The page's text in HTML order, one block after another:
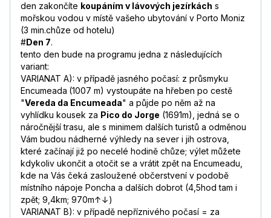
den zakončíte koupáním v lávových jezírkách s
mořskou vodou v místě vašeho ubytování v Porto Moniz
(3 min.chůze od hotelu)
#Den 7.
tento den bude na programu jedna z následujících
variant:
VARIANAT A): v případě jasného počasí: z průsmyku
Encumeada (1007 m) vystoupáte na hřeben po cestě
"Vereda da Encumeada" a půjde po něm až na
vyhlídku kousek za Pico do Jorge (1691m), jedná se o
náročnější trasu, ale s minimem dalších turistů a odměnou
Vám budou nádherné výhledy na sever i jih ostrova,
které začínají již po necelé hodině chůze; výlet můžete
kdykoliv ukončit a otočit se a vrátit zpět na Encumeadu,
kde na Vás čeká zasloužené občerstvení v podobě
místního nápoje Poncha a dalších dobrot (4,5hod tam i
zpět; 9,4km; 970m↑↓)
VARIANAT B): v případě nepříznivého počasí = za